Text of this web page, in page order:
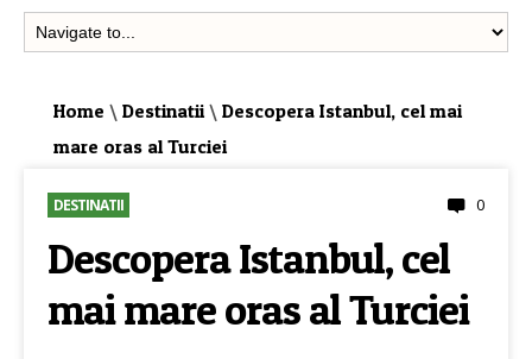
Home \ Destinatii \ Descopera Istanbul, cel mai
mare oras al Turciei
DESTINATII 0
Descopera Istanbul, cel
mai mare oras al Turciei